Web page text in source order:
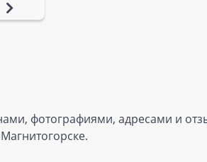
фотографиями, адресами и